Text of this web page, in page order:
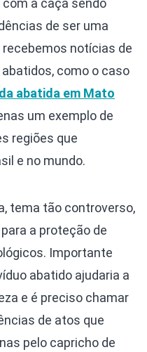
a caça sendo
de ser uma
notícias de
como o caso
abatida em Mato
um exemplo de
regiões que
e no mundo.
tema tão controverso,
a proteção de
Importante
abatido ajudaria a
e é preciso chamar
de atos que
pelo capricho de